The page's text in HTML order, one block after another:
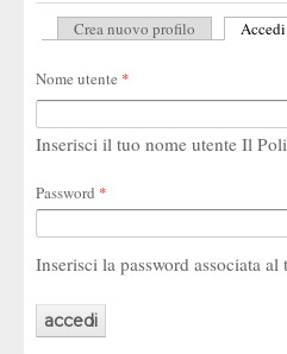
Schede primarie
Crea nuovo profilo Accedi
Nome utente *
Inserisci il tuo nome utente Il
Password *
Inserisci la password associata al